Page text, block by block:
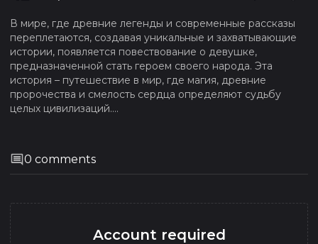
В мире, где древние легенды и современные рассказы
переплетаются, создавая уникальные и захватывающие
истории, появляется повествование о девушке,
предназначенной стать героем своего народа. Эта
история – путешествие в мир, где магия, древние
пророчества и смелость сердца определяют судьбу
целых цивилизаций....
0 comments
Account required